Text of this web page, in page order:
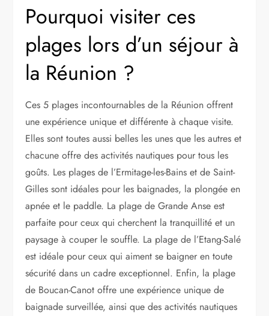
Pourquoi visiter ces
plages lors d’un séjour à
la Réunion ?
Ces 5 plages incontournables de la Réunion offrent
une expérience unique et différente à chaque visite.
Elles sont toutes aussi belles les unes que les autres et
chacune offre des activités nautiques pour tous les
goûts. Les plages de l’Ermitage-les-Bains et de Saint-
Gilles sont idéales pour les baignades, la plongée en
apnée et le paddle. La plage de Grande Anse est
parfaite pour ceux qui cherchent la tranquillité et un
paysage à couper le souffle. La plage de l’Etang-Salé
est idéale pour ceux qui aiment se baigner en toute
sécurité dans un cadre exceptionnel. Enfin, la plage
de Boucan-Canot offre une expérience unique de
baignade surveillée, ainsi que des activités nautiques